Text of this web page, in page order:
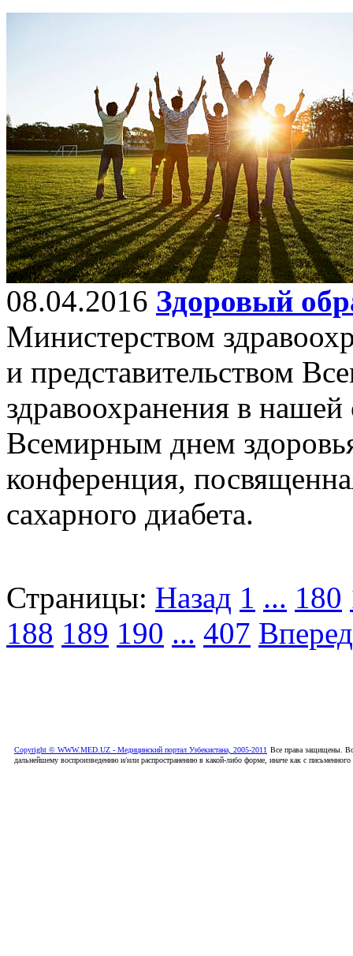
08.04.2016 Здоровый
Министерством
и представительством
здравоохранения в нашей
Всемирным днем
конференция,
сахарного диабета.
Страницы: Назад 1 ... 180
188 189 190 ... 407 Вперед
Copyright © WWW.MED.UZ - Медицинский портал Узбекистана, 2005-2011 Все права защищены.
дальнейшему воспроизведению и/или распространению в какой-либо форме, иначе как с